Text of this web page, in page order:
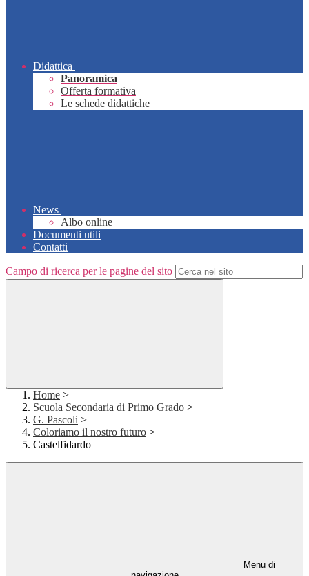
Didattica
Panoramica
Offerta formativa
Le schede didattiche
News
Albo online
Documenti utili
Contatti
Campo di ricerca per le pagine del sito
Home >
Scuola Secondaria di Primo Grado >
G. Pascoli >
Coloriamo il nostro futuro >
Castelfidardo
Menu di